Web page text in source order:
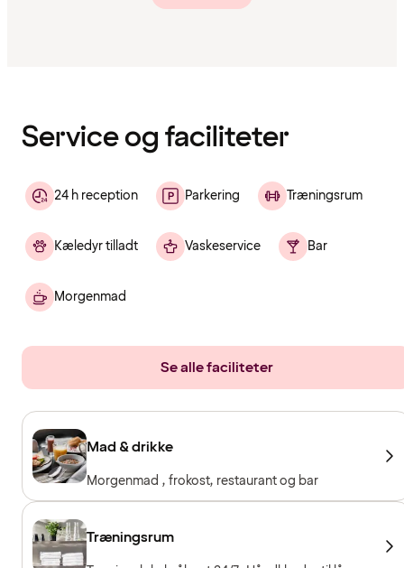
Service og faciliteter
24 h reception Parkering Træningsrum
Kæledyr tilladt Vaskeservice Bar
Morgenmad
Se alle faciliteter
Mad & drikke
Morgenmad , frokost, restaurant og bar
Træningsrum